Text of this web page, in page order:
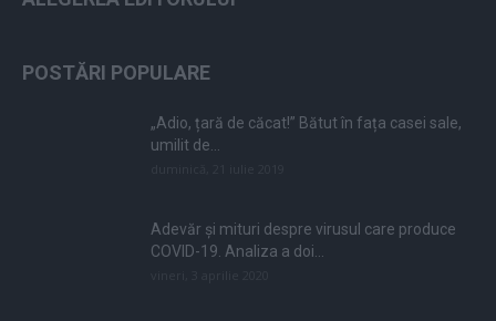
POSTĂRI POPULARE
„Adio, țară de căcat!” Bătut în fața casei sale,
umilit de...
Adevăr și mituri despre virusul care produce
COVID-19. Analiza a doi...